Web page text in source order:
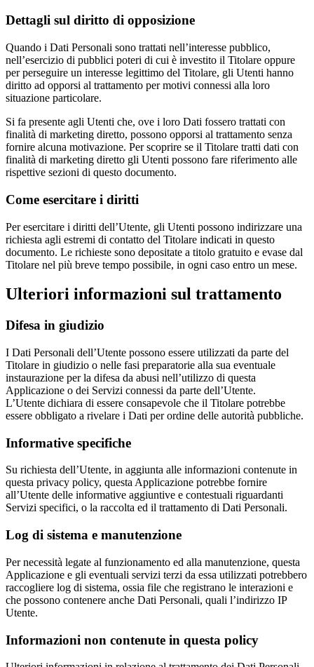
Dettagli sul diritto di opposizione
Quando i Dati Personali sono trattati nell’interesse pubblico,
nell’esercizio di pubblici poteri di cui è investito il Titolare oppure
per perseguire un interesse legittimo del Titolare, gli Utenti hanno
diritto ad opporsi al trattamento per motivi connessi alla loro
situazione particolare.
Si fa presente agli Utenti che, ove i loro Dati fossero trattati con
finalità di marketing diretto, possono opporsi al trattamento senza
fornire alcuna motivazione. Per scoprire se il Titolare tratti dati con
finalità di marketing diretto gli Utenti possono fare riferimento alle
rispettive sezioni di questo documento.
Come esercitare i diritti
Per esercitare i diritti dell’Utente, gli Utenti possono indirizzare una
richiesta agli estremi di contatto del Titolare indicati in questo
documento. Le richieste sono depositate a titolo gratuito e evase dal
Titolare nel più breve tempo possibile, in ogni caso entro un mese.
Ulteriori informazioni sul trattamento
Difesa in giudizio
I Dati Personali dell’Utente possono essere utilizzati da parte del
Titolare in giudizio o nelle fasi preparatorie alla sua eventuale
instaurazione per la difesa da abusi nell’utilizzo di questa
Applicazione o dei Servizi connessi da parte dell’Utente.
L’Utente dichiara di essere consapevole che il Titolare potrebbe
essere obbligato a rivelare i Dati per ordine delle autorità pubbliche.
Informative specifiche
Su richiesta dell’Utente, in aggiunta alle informazioni contenute in
questa privacy policy, questa Applicazione potrebbe fornire
all’Utente delle informative aggiuntive e contestuali riguardanti
Servizi specifici, o la raccolta ed il trattamento di Dati Personali.
Log di sistema e manutenzione
Per necessità legate al funzionamento ed alla manutenzione, questa
Applicazione e gli eventuali servizi terzi da essa utilizzati potrebbero
raccogliere log di sistema, ossia file che registrano le interazioni e
che possono contenere anche Dati Personali, quali l’indirizzo IP
Utente.
Informazioni non contenute in questa policy